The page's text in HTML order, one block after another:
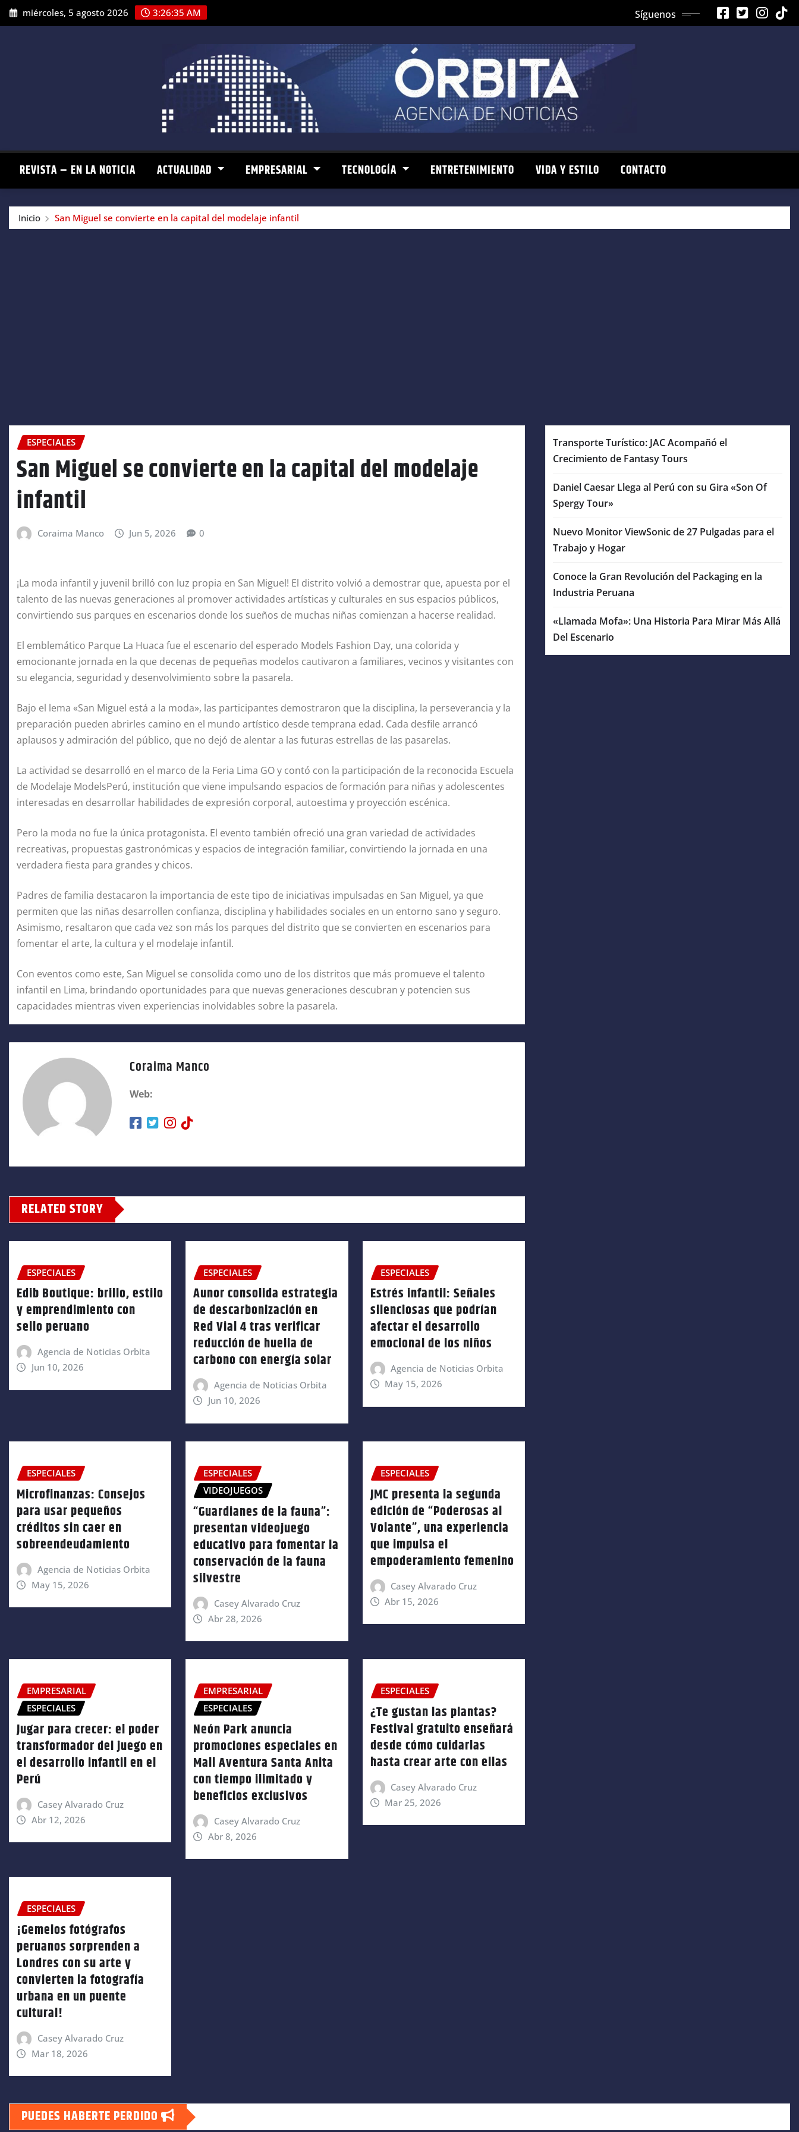
Saltar
al
miércoles, 5 agosto 2026 3:26:36 AM Síguenos
REVISTA – EN LA NOTICIA ACTUALIDAD EMPRESARIAL TECNOLOGÍA ENTRETENIMIENTO VIDA Y ESTILO CONTACTO
Inicio San Miguel se convierte en la capital del modelaje infantil
ESPECIALES
San Miguel se convierte en la capital del modelaje
infantil
Coraima Manco Jun 5, 2026 0
¡La moda infantil y juvenil brilló con luz propia en San Miguel! El distrito volvió a demostrar que, apuesta por el
talento de las nuevas generaciones al promover actividades artísticas y culturales en sus espacios públicos,
convirtiendo sus parques en escenarios donde los sueños de muchas niñas comienzan a hacerse realidad.
El emblemático Parque La Huaca fue el escenario del esperado Models Fashion Day, una colorida y
emocionante jornada en la que decenas de pequeñas modelos cautivaron a familiares, vecinos y visitantes con
su elegancia, seguridad y desenvolvimiento sobre la pasarela.
Bajo el lema «San Miguel está a la moda», las participantes demostraron que la disciplina, la perseverancia y la
preparación pueden abrirles camino en el mundo artístico desde temprana edad. Cada desfile arrancó
aplausos y admiración del público, que no dejó de alentar a las futuras estrellas de las pasarelas.
La actividad se desarrolló en el marco de la Feria Lima GO y contó con la participación de la reconocida Escuela
de Modelaje ModelsPerú, institución que viene impulsando espacios de formación para niñas y adolescentes
interesadas en desarrollar habilidades de expresión corporal, autoestima y proyección escénica.
Pero la moda no fue la única protagonista. El evento también ofreció una gran variedad de actividades
recreativas, propuestas gastronómicas y espacios de integración familiar, convirtiendo la jornada en una
verdadera fiesta para grandes y chicos.
Padres de familia destacaron la importancia de este tipo de iniciativas impulsadas en San Miguel, ya que
permiten que las niñas desarrollen confianza, disciplina y habilidades sociales en un entorno sano y seguro.
Asimismo, resaltaron que cada vez son más los parques del distrito que se convierten en escenarios para
fomentar el arte, la cultura y el modelaje infantil.
Con eventos como este, San Miguel se consolida como uno de los distritos que más promueve el talento
infantil en Lima, brindando oportunidades para que nuevas generaciones descubran y potencien sus
capacidades mientras viven experiencias inolvidables sobre la pasarela.
Coraima Manco
Web:
RELATED STORY
ESPECIALES
Edib Boutique: brillo, estilo
y emprendimiento con
sello peruano
Agencia de Noticias Orbita
Jun 10, 2026
ESPECIALES
Aunor consolida estrategia
de descarbonización en
Red Vial 4 tras verificar
reducción de huella de
carbono con energía solar
Agencia de Noticias Orbita
Jun 10, 2026
ESPECIALES
Estrés infantil: Señales
silenciosas que podrían
afectar el desarrollo
emocional de los niños
Agencia de Noticias Orbita
May 15, 2026
ESPECIALES
Microfinanzas: Consejos
para usar pequeños
créditos sin caer en
sobreendeudamiento
Agencia de Noticias Orbita
May 15, 2026
ESPECIALES
VIDEOJUEGOS
“Guardianes de la fauna”:
presentan videojuego
educativo para fomentar la
conservación de la fauna
silvestre
Casey Alvarado Cruz
Abr 28, 2026
ESPECIALES
JMC presenta la segunda
edición de “Poderosas al
Volante”, una experiencia
que impulsa el
empoderamiento femenino
Casey Alvarado Cruz
Abr 15, 2026
EMPRESARIAL
ESPECIALES
Jugar para crecer: el poder
transformador del juego en
el desarrollo infantil en el
Perú
Casey Alvarado Cruz
Abr 12, 2026
EMPRESARIAL
ESPECIALES
Neón Park anuncia
promociones especiales en
Mall Aventura Santa Anita
con tiempo ilimitado y
beneficios exclusivos
Casey Alvarado Cruz
Abr 8, 2026
ESPECIALES
¿Te gustan las plantas?
Festival gratuito enseñará
desde cómo cuidarlas
hasta crear arte con ellas
Casey Alvarado Cruz
Mar 25, 2026
ESPECIALES
¡Gemelos fotógrafos
peruanos sorprenden a
Londres con su arte y
convierten la fotografía
urbana en un puente
cultural!
Casey Alvarado Cruz
Mar 18, 2026
Transporte Turístico: JAC Acompañó el
Crecimiento de Fantasy Tours
Daniel Caesar Llega al Perú con su Gira «Son Of
Spergy Tour»
Nuevo Monitor ViewSonic de 27 Pulgadas para el
Trabajo y Hogar
Conoce la Gran Revolución del Packaging en la
Industria Peruana
«Llamada Mofa»: Una Historia Para Mirar Más Allá
Del Escenario
PUEDES HABERTE PERDIDO